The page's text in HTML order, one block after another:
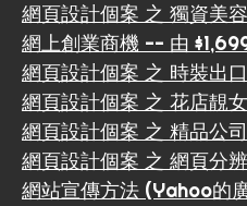
網頁設計個案 之 獨資美
網上創業商機 -- 由
網頁設計個案 之 時裝出
網頁設計個案 之 花店靚
網頁設計個案 之 精品公司
網頁設計個案 之 網頁分
網站宣傳方法 (Yahoo的